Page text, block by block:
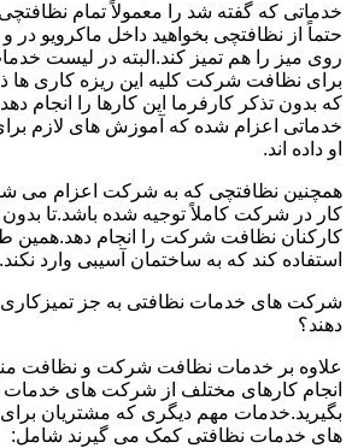
خدماتی که گفته شد را معمولاً تمام نظافتچی
حتماً از نظافتچی بخواهید داخل ماکرویو در
روی میز را هم تمیز کند.البته در لیست
برای نظافت شرکت کلیه این ریزه کاری
که بدون تذکر کارفرما این کارها را
خدماتی اعزام شده که آموزش های لازم
او داده اند.
همچنین نظافتچی که به شرکت اعزام می
کار در شرکت کاملاً توجیه شده باشد.تا
کارکنان نظافت شرکت را انجام دهد.همین
استفاده کند که به ساختمان آسیبی وارد نکند.
شرکت های خدمات نظافتی به جز تمیزکاری
دهند؟
علاوه بر خدمات نظافت شرکت و نظافت
انجام کارهای مختلف از شرکت های
بگیرید.خدمات مهم دیگری که مشتریان
های خدمات نظافتی کمک می گیرند شامل: